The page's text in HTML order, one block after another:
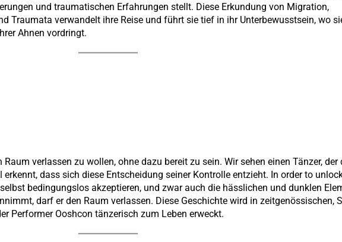
und traumatischen Erfahrungen stellt. Diese Erkundung von Migration,
Traumata verwandelt ihre Reise und führt sie tief in ihr Unterbewusstsein, wo
Ahnen vordringt.
verlassen zu wollen, ohne dazu bereit zu sein. Wir sehen einen Tänzer, der
dass sich diese Entscheidung seiner Kontrolle entzieht. In order to
bedingungslos akzeptieren, und zwar auch die hässlichen und dunklen
darf er den Raum verlassen. Diese Geschichte wird in zeitgenössischen,
Performer Ooshcon tänzerisch zum Leben erweckt.